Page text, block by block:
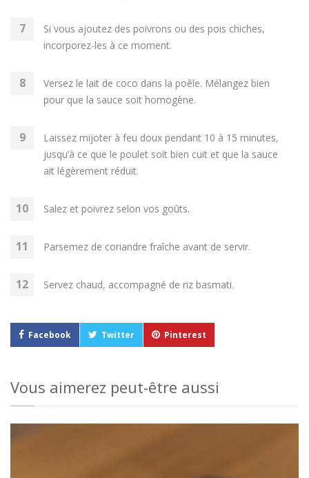
Si vous ajoutez des poivrons ou des pois chiches,
incorporez-les à ce moment.
Versez le lait de coco dans la poêle. Mélangez bien
pour que la sauce soit homogène.
Laissez mijoter à feu doux pendant 10 à 15 minutes,
jusqu’à ce que le poulet soit bien cuit et que la sauce
ait légèrement réduit.
Salez et poivrez selon vos goûts.
Parsemez de coriandre fraîche avant de servir.
Servez chaud, accompagné de riz basmati.
Facebook Twitter Pinterest
Vous aimerez peut-être aussi